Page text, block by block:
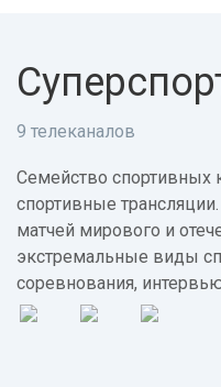
9 телеканалов
Семейство спортивных
спортивные
матчей мирового и
экстремальные виды
соревнования,